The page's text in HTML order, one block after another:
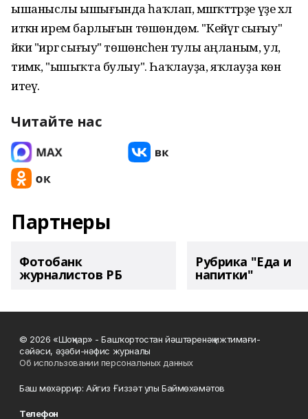
ышаныслы ышығында һаҡлап, мәшәҡәттәрҙе үҙе хәл
иткән ирем барлығын төшөндөм. "Кейәүгә сығыу"
йәки "иргә сығыу" төшөнсәһен тулы аңланым, ул,
тимәк, "ышыҡта булыу". Һаҡлауҙа, яҡлауҙа көн
итеү.
Читайте нас
Партнеры
Фотобанк
журналистов РБ
Рубрика "Еда и
напитки"
© 2026 «Шоңҡар» - Башҡортостан йәштәренәң ижтимағи-
сәйәси, әҙәби-нәфис журналы
Об использовании персональных данных
Баш мөхәррир: Айгиз Ғиззәт улы Баймөхәмәтов
Телефон